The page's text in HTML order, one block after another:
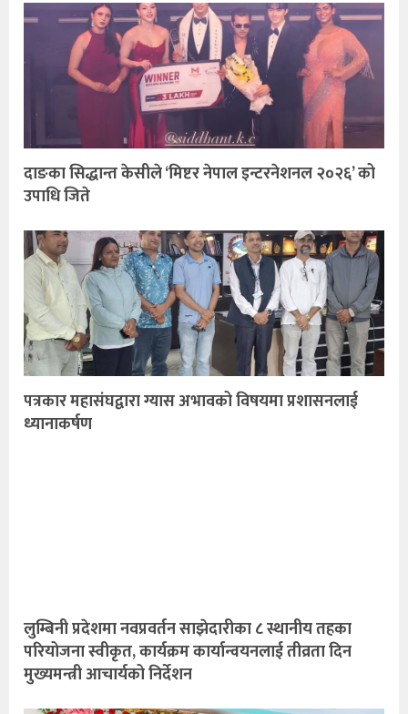
दाङका सिद्धान्त केसीले ‘मिष्टर नेपाल इन्टरनेशनल २०२६’ को
उपाधि जिते
पत्रकार महासंघद्वारा ग्यास अभावको विषयमा प्रशासनलाई
ध्यानाकर्षण
लुम्बिनी प्रदेशमा नवप्रवर्तन साझेदारीका ८ स्थानीय तहका
परियोजना स्वीकृत, कार्यक्रम कार्यान्वयनलाई तीव्रता दिन
मुख्यमन्त्री आचार्यको निर्देशन